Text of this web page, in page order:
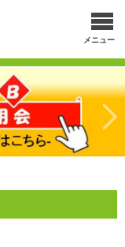
メニュー